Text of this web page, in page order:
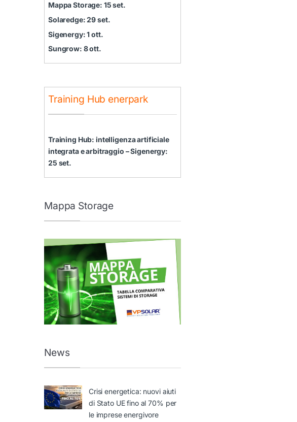
Mappa Storage: 15 set.
Solaredge: 29 set.
Sigenergy: 1 ott.
Sungrow: 8 ott.
Training Hub enerpark
Training Hub: intelligenza artificiale
integrata e arbitraggio – Sigenergy:
25 set.
Mappa Storage
News
Crisi energetica: nuovi aiuti
di Stato UE fino al 70% per
le imprese energivore